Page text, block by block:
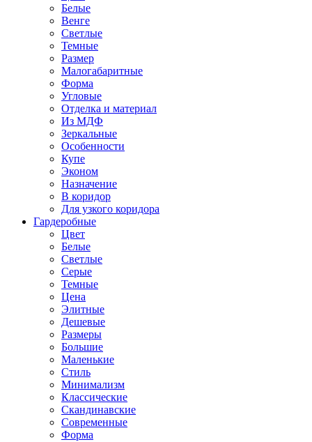
Белые
Венге
Светлые
Темные
Размер
Малогабаритные
Форма
Угловые
Отделка и материал
Из МДФ
Зеркальные
Особенности
Купе
Эконом
Назначение
В коридор
Для узкого коридора
Гардеробные
Цвет
Белые
Светлые
Серые
Темные
Цена
Элитные
Дешевые
Размеры
Большие
Маленькие
Стиль
Минимализм
Классические
Скандинавские
Современные
Форма